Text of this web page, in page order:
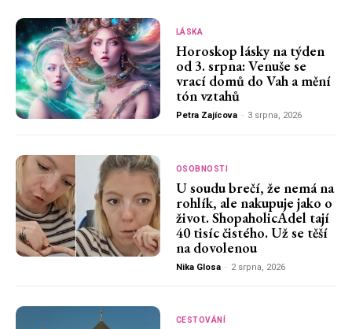
LÁSKA
Horoskop lásky na týden
od 3. srpna: Venuše se
vrací domů do Vah a mění
tón vztahů
Petra Zajícova - 3 srpna, 2026
OSOBNOSTI
U soudu brečí, že nemá na
rohlík, ale nakupuje jako o
život. ShopaholicAdel tají
40 tisíc čistého. Už se těší
na dovolenou
Nika Glosa - 2 srpna, 2026
CESTOVÁNÍ